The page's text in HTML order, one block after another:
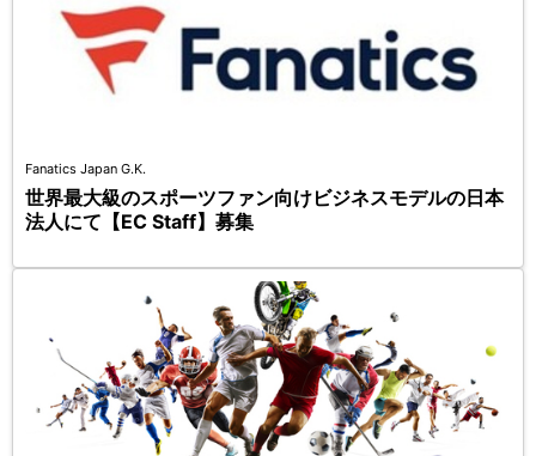
Fanatics Japan G.K.
世界最大級のスポーツファン向けビジネスモデルの日本
法人にて【EC Staff】募集